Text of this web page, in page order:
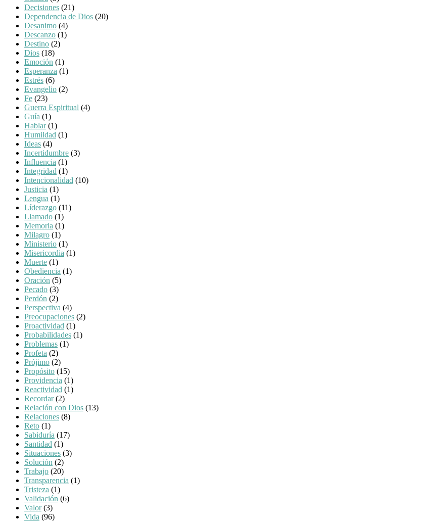
Decisiones (21)
Dependencia de Dios (20)
Desanimo (4)
Descanzo (1)
Destino (2)
Dios (18)
Emoción (1)
Esperanza (1)
Estrés (6)
Evangelio (2)
Fe (23)
Guerra Espiritual (4)
Guía (1)
Hablar(1)
Humildad (1)
Ideas (4)
Incertidumbre (3)
Influencia (1)
Integridad (1)
Intencionalidad (10)
Justicia (1)
Lengua (1)
Líderazgo (11)
Llamado (1)
Memoria (1)
Milagro (1)
Ministerio (1)
Misericordia (1)
Muerte (1)
Obediencia (1)
Oración (5)
Pecado (3)
Perdón (2)
Perspectiva (4)
Preocupaciones (2)
Proactividad (1)
Probabilidades (1)
Problemas (1)
Profeta (2)
Prójimo (2)
Propósito (15)
Providencia (1)
Reactividad (1)
Recordar(2)
Relación con Dios (13)
Relaciones (8)
Reto (1)
Sabiduría (17)
Santidad (1)
Situaciones (3)
Solución (2)
Trabajo (20)
Transparencia (1)
Tristeza (1)
Validación (6)
Valor(3)
Vida (96)